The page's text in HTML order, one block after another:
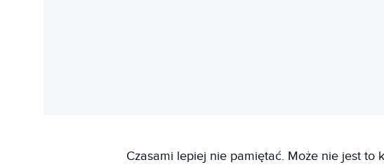
Czasami lepiej nie pamiętać. Może nie jest to